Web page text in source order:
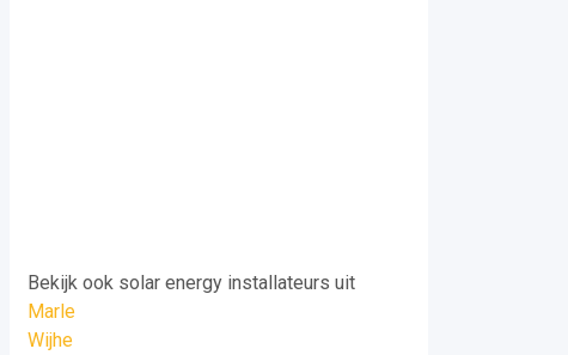
Bekijk ook solar energy installateurs uit
Marle
Wijhe